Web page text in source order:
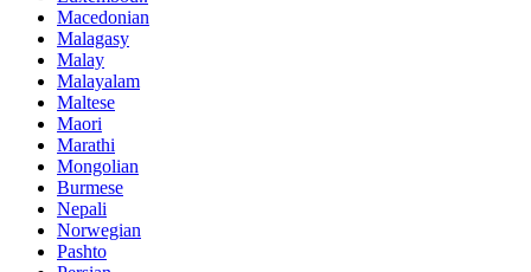
Macedonian
Malagasy
Malay
Malayalam
Maltese
Maori
Marathi
Mongolian
Burmese
Nepali
Norwegian
Pashto